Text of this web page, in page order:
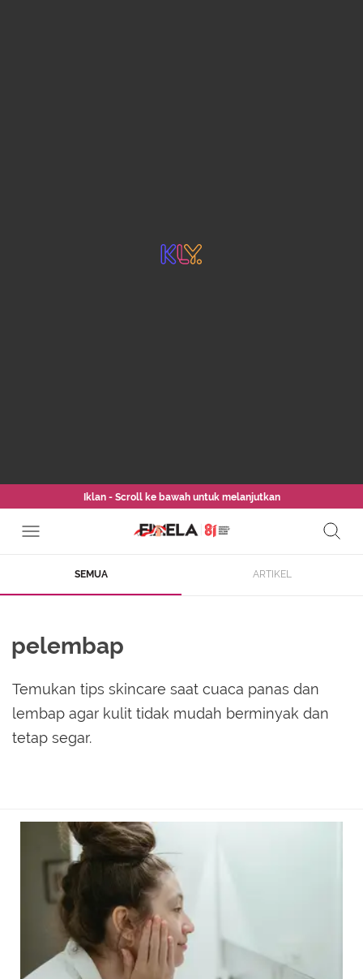
Iklan - Scroll ke bawah untuk melanjutkan
SEMUA ARTIKEL
pelembap
Temukan tips skincare saat cuaca panas dan
lembap agar kulit tidak mudah berminyak dan
tetap segar.